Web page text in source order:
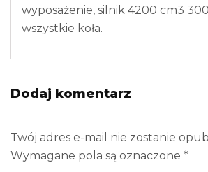
wyposażenie, silnik 4200 cm3
wszystkie koła.
Dodaj komentarz
Twój adres e-mail nie zostanie
Wymagane pola są oznaczone *